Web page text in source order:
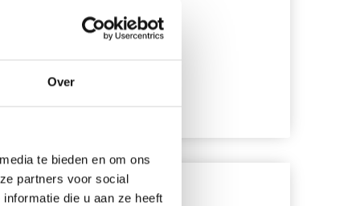
Over
te bieden en om ons
partners voor social
die u aan ze heeft